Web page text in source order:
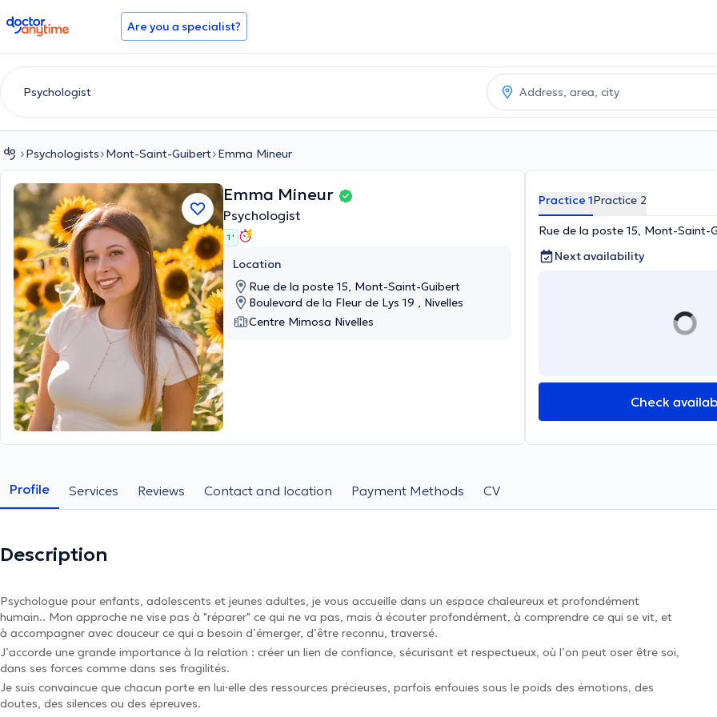
doctoranytime Are you a specialist?
Psychologists Mont-Saint-Guibert Emma Mineur
Emma Mineur
Psychologist
1 '
Location
Rue de la poste 15, Mont-Saint-Guibert
Boulevard de la Fleur de Lys 19 , Nivelles
Centre Mimosa Nivelles
Practice 1Practice 2
Rue de la poste 15, Mont-Saint-
Next availability
Check
Profile Services Reviews Contact and location Payment Methods CV
Description
Psychologue pour enfants, adolescents et jeunes adultes, je vous accueille dans un espace chaleureux et profondément
humain.. Mon approche ne vise pas à "réparer" ce qui ne va pas, mais à écouter profondément, à comprendre ce qui se vit, et
à accompagner avec douceur ce qui a besoin d’émerger, d’être reconnu, traversé.
J’accorde une grande importance à la relation : créer un lien de confiance, sécurisant et respectueux, où l’on peut oser être soi,
dans ses forces comme dans ses fragilités.
Je suis convaincue que chacun porte en lui·elle des ressources précieuses, parfois enfouies sous le poids des émotions, des
doutes, des silences ou des épreuves.